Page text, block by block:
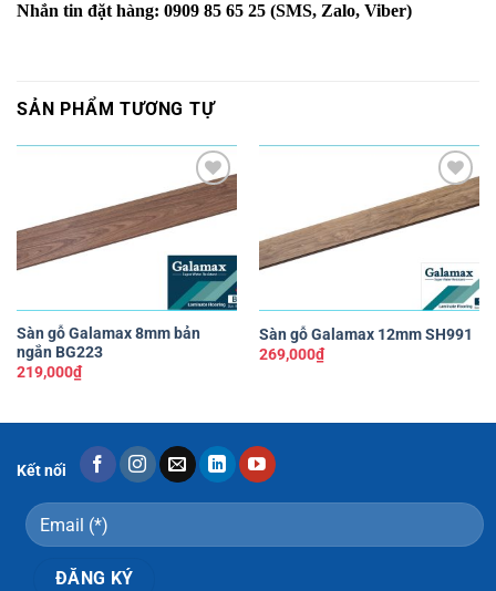
Nhắn tin đặt hàng: 0909 85 65 25 (SMS, Zalo, Viber)
SẢN PHẨM TƯƠNG TỰ
Yêu
thích
Sàn gỗ Galamax 8mm bản
ngắn BG223
219,000₫
Yêu
thích
Sàn gỗ Galamax 12mm SH991
269,000₫
Kết nối